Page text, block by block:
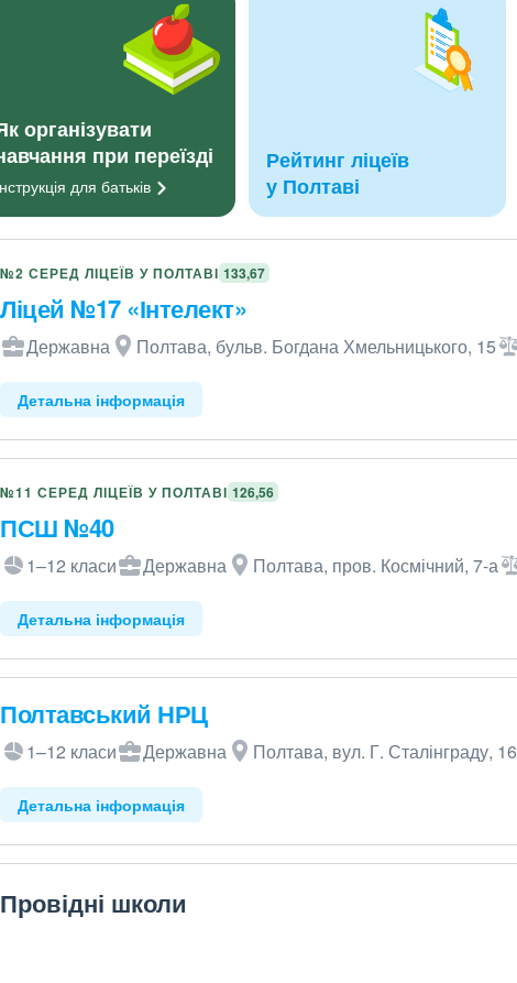
організувати
при переїзді
длябатьків
Рейтинг ліцеїв
у Полтаві
№2 СЕРЕД ЛІЦЕЇВ У ПОЛТАВІ 133,67
Ліцей №17 «Інтелект»
Державна Полтава, бульв. Богдана Хмельницького, 15
Детальна інформація
№11 СЕРЕД ЛІЦЕЇВ У ПОЛТАВІ 126,56
ПСШ №40
1–12 класи Державна Полтава, пров. Космічний, 7-а
Детальна інформація
Полтавський НРЦ
1–12 класи Державна Полтава, вул. Г. Сталінграду, 16
Детальна інформація
Провідні школи